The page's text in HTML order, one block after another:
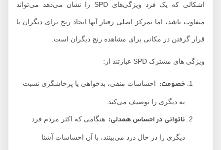
اشکالی که یک فرد ویژگی‌های SPD را نشان می‌دهد می‌تواند
متفاوت باشد، اما تمرکز اصلی رفتار آنها ایجاد رنج برای دیگران یا
قرار گرفتن در مکانی برای مشاهده رنج دیگران است.
ویژگی های مشترک SPD عبارتند از:
خصومت:احساسات منفی، بدخواهی یا پرخاشگری نسبت
به دیگری را توصیف می‌کند.
ناتوانی در احساس همدلی:هنگامی که اکثر مردم فرد
دیگری را در حال درد می‌بینند، با آن احساسات آشنا